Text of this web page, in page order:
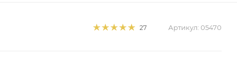
27 Артикул: 05470